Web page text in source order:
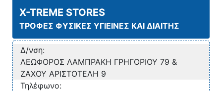
X-TREME STORES
ΤΡΟΦΕΣ ΦΥΣΙΚΕΣ ΥΓΙΕΙΝΕΣ ΚΑΙ ΔΙΑΙΤΗΣ
Δ/νση:
ΛΕΩΦΟΡΟΣ ΛΑΜΠΡΑΚΗ ΓΡΗΓΟΡΙΟΥ 79 &
ΖΑΧΟΥ ΑΡΙΣΤΟΤΕΛΗ 9
Τηλέφωνο: